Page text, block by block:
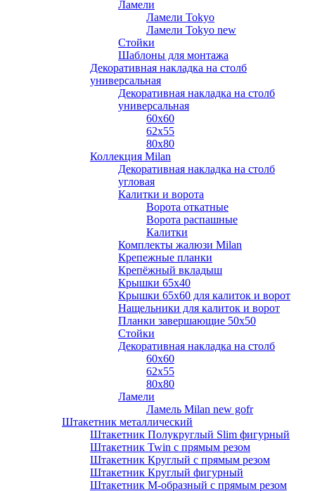
Ламели
Ламели Tokyo
Ламели Tokyo new
Стойки
Шаблоны для монтажа
Декоративная накладка на столб
универсальная
Декоративная накладка на столб
универсальная
60х60
62х55
80х80
Коллекция Milan
Декоративная накладка на столб
угловая
Калитки и ворота
Ворота откатные
Ворота распашные
Калитки
Комплекты жалюзи Milan
Крепежные планки
Крепёжный вкладыш
Крышки 65х40
Крышки 65х60 для калиток и ворот
Нащельники для калиток и ворот
Планки завершающие 50х50
Стойки
Декоративная накладка на столб
60х60
62х55
80х80
Ламели
Ламель Milan new gofr
Штакетник металлический
Штакетник Полукруглый Slim фигурный
Штакетник Twin с прямым резом
Штакетник Круглый с прямым резом
Штакетник Круглый фигурный
Штакетник М-образный с прямым резом